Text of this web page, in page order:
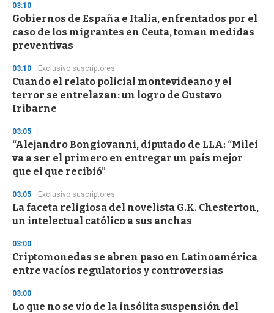
d
s
o
f
3
s
e
c
o
n
03:10
Gobiernos de España e Italia, enfrentados por el
caso de los migrantes en Ceuta, toman medidas
preventivas
03:10 Exclusivo suscriptores
Cuando el relato policial montevideano y el
terror se entrelazan: un logro de Gustavo
Iribarne
03:05
“Alejandro Bongiovanni, diputado de LLA: “Milei
va a ser el primero en entregar un país mejor
que el que recibió”
03:05 Exclusivo suscriptores
La faceta religiosa del novelista G.K. Chesterton,
un intelectual católico a sus anchas
03:00
Criptomonedas se abren paso en Latinoamérica
entre vacíos regulatorios y controversias
03:00
Lo que no se vio de la insólita suspensión del